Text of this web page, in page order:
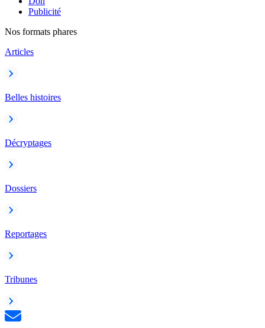
Publicité
Nos formats phares
Articles
Belles histoires
Décryptages
Dossiers
Reportages
Tribunes